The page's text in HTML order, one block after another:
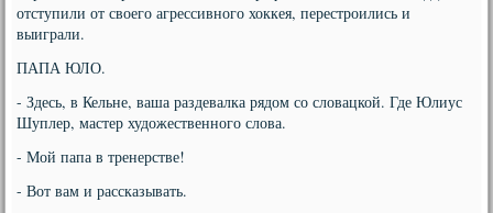
отступили от своего агрессивного хоккея, перестроились и
выиграли.
ПАПА ЮЛО.
- Здесь, в Кельне, ваша раздевалка рядом со словацкой. Где Юлиус
Шуплер, мастер художественного слова.
- Мой папа в тренерстве!
- Вот вам и рассказывать.